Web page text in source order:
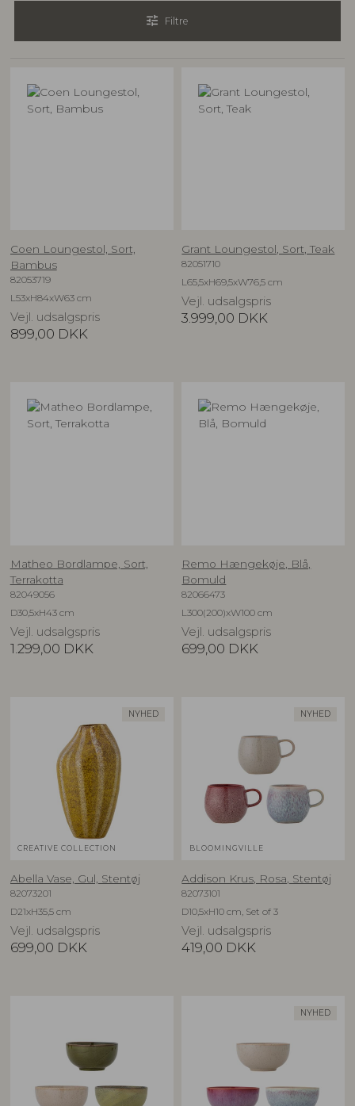
tune Filtre
Coen Loungestol, Sort,
Bambus
82053719
L53xH84xW63 cm
Vejl. udsalgspris
899,00 DKK
Grant Loungestol, Sort, Teak
82051710
L65,5xH69,5xW76,5 cm
Vejl. udsalgspris
3.999,00 DKK
Matheo Bordlampe, Sort,
Terrakotta
82049056
D30,5xH43 cm
Vejl. udsalgspris
1.299,00 DKK
Remo Hængekøje, Blå,
Bomuld
82066473
L300(200)xW100 cm
Vejl. udsalgspris
699,00 DKK
NYHED
CREATIVE COLLECTION
Abella Vase, Gul, Stentøj
82073201
D21xH35,5 cm
Vejl. udsalgspris
699,00 DKK
NYHED
BLOOMINGVILLE
Addison Krus, Rosa, Stentøj
82073101
D10,5xH10 cm, Set of 3
Vejl. udsalgspris
419,00 DKK
NYHED